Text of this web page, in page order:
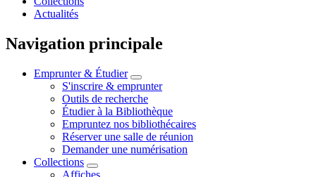
Actualités
Navigation principale
Emprunter & Étudier
S'inscrire & emprunter
Outils de recherche
Étudier à la Bibliothèque
Empruntez nos bibliothécaires
Réserver une salle de réunion
Demander une numérisation
Collections
Affiches